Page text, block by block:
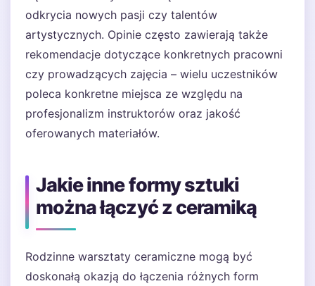
odkrycia nowych pasji czy talentów
artystycznych. Opinie często zawierają także
rekomendacje dotyczące konkretnych pracowni
czy prowadzących zajęcia – wielu uczestników
poleca konkretne miejsca ze względu na
profesjonalizm instruktorów oraz jakość
oferowanych materiałów.
Jakie inne formy sztuki
można łączyć z ceramiką
Rodzinne warsztaty ceramiczne mogą być
doskonałą okazją do łączenia różnych form